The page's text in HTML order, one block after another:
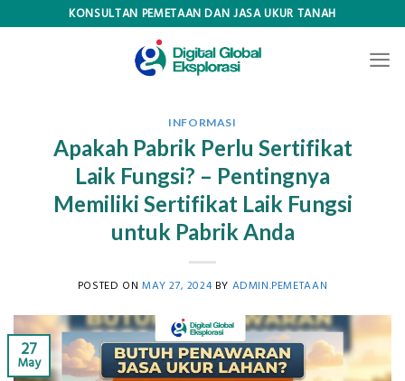
KONSULTAN PEMETAAN DAN JASA UKUR TANAH
INFORMASI
Apakah Pabrik Perlu Sertifikat
Laik Fungsi? – Pentingnya
Memiliki Sertifikat Laik Fungsi
untuk Pabrik Anda
POSTED ON MAY 27, 2024BY ADMIN.PEMETAAN
27
May